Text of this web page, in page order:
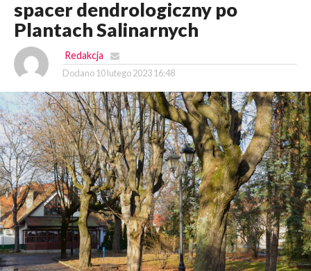
spacer dendrologiczny po
Plantach Salinarnych
Redakcja
Dodano 10 lutego 2023 16:48